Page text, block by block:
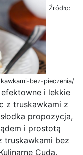
Źródło:
bez-pieczenia/
efektowne i lekkie
z truskawkami z
propozycja,
i prostotą
truskawkami bez
Cuda.